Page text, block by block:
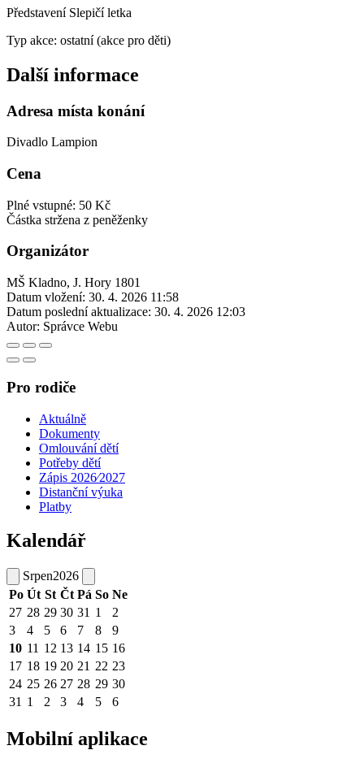
Představení Slepičí letka
Typ akce: ostatní (akce pro děti)
Další informace
Adresa místa konání
Divadlo Lampion
Cena
Plné vstupné: 50 Kč
Částka stržena z peněženky
Organizátor
MŠ Kladno, J. Hory 1801
Datum vložení: 30. 4. 2026 11:58
Datum poslední aktualizace: 30. 4. 2026 12:03
Autor: Správce Webu
Pro rodiče
Aktuálně
Dokumenty
Omlouvání dětí
Potřeby dětí
Zápis 2026⁄2027
Distanční výuka
Platby
Kalendář
Srpen2026
Po Út St Čt Pá So Ne
27 28 29 30 31 1
2
3
4 5 6 7 8
9
10 11 12 13 14 15 16
17 18 19 20 21 22 23
24 25 26 27 28 29 30
31 1 2 3 4 5 6
Mobilní aplikace